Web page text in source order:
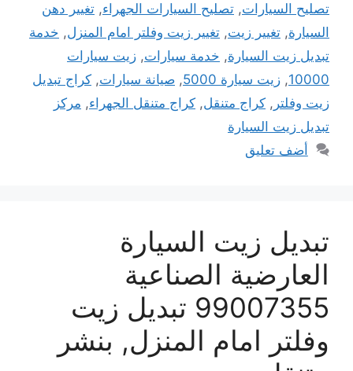
تصليح السيارات, تصليح السيارات الجهراء, تغيير دهن
السيارة, تغيير زيت, تغيير زيت وفلتر امام المنزل, خدمة
تبديل زيت السيارة, خدمة سيارات, زيت سيارات
10000
, زيت سيارة 5000 , صيانة سيارات, كراج تبديل
زيت وفلتر , كراج متنقل, كراج متنقل الجهراء, مركز
تبديل زيت السيارة
أضف تعليق
تبديل زيت السيارة
العارضية الصناعية
99007355 تبديل زيت
وفلتر امام المنزل, بنشر